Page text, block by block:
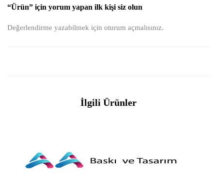
“Ürün” için yorum yapan ilk kişi siz olun
Değerlendirme yazabilmek için oturum açmalısınız.
İlgili Ürünler